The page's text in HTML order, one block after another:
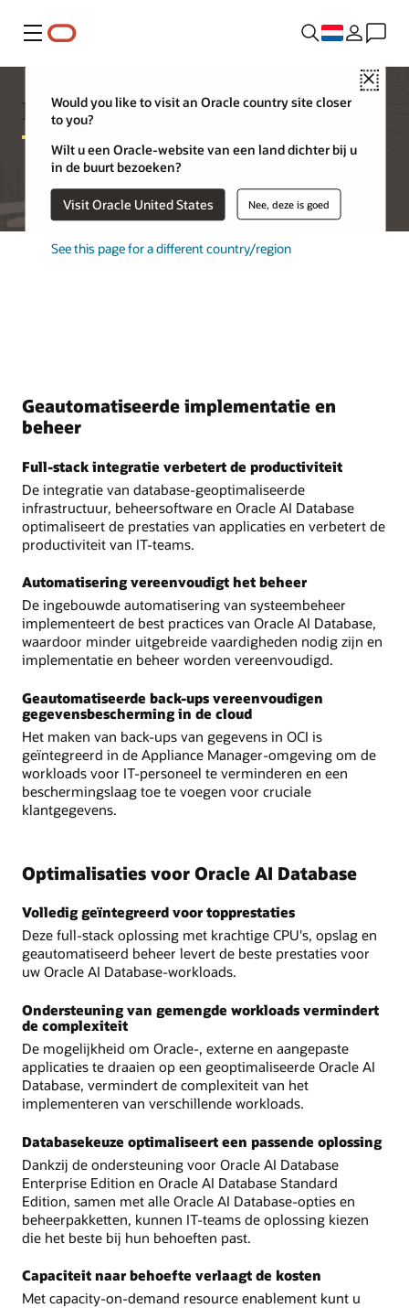
Menu
Close
Would you like to visit an Oracle country site closer
to you?
Wilt u een Oracle-website van een land dichter bij u
in de buurt bezoeken?
Visit Oracle United States Nee, deze is goed
See this page for a different country/region
Functies van Database Appliance
Geautomatiseerde implementatie en
beheer
Full-stack integratie verbetert de productiviteit
De integratie van database-geoptimaliseerde
infrastructuur, beheersoftware en Oracle AI Database
optimaliseert de prestaties van applicaties en verbetert de
productiviteit van IT-teams.
Automatisering vereenvoudigt het beheer
De ingebouwde automatisering van systeembeheer
implementeert de best practices van Oracle AI Database,
waardoor minder uitgebreide vaardigheden nodig zijn en
implementatie en beheer worden vereenvoudigd.
Geautomatiseerde back-ups vereenvoudigen
gegevensbescherming in de cloud
Het maken van back-ups van gegevens in OCI is
geïntegreerd in de Appliance Manager-omgeving om de
workloads voor IT-personeel te verminderen en een
beschermingslaag toe te voegen voor cruciale
klantgegevens.
Optimalisaties voor Oracle AI Database
Volledig geïntegreerd voor topprestaties
Deze full-stack oplossing met krachtige CPU's, opslag en
geautomatiseerd beheer levert de beste prestaties voor
uw Oracle AI Database-workloads.
Ondersteuning van gemengde workloads vermindert
de complexiteit
De mogelijkheid om Oracle-, externe en aangepaste
applicaties te draaien op een geoptimaliseerde Oracle AI
Database, vermindert de complexiteit van het
implementeren van verschillende workloads.
Databasekeuze optimaliseert een passende oplossing
Dankzij de ondersteuning voor Oracle AI Database
Enterprise Edition en Oracle AI Database Standard
Edition, samen met alle Oracle AI Database-opties en
beheerpakketten, kunnen IT-teams de oplossing kiezen
die het beste bij hun behoeften past.
Capaciteit naar behoefte verlaagt de kosten
Met capacity-on-demand resource enablement kunt u